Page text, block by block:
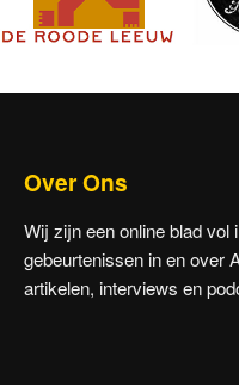
Over Ons
Wij zijn een online blad vol
gebeurtenissen in en over
artikelen, interviews en